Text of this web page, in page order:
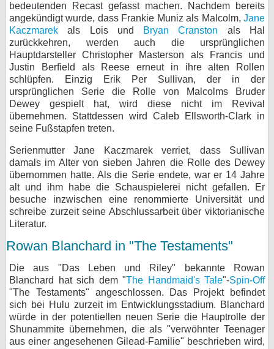
bedeutenden Recast gefasst machen. Nachdem bereits
angekündigt wurde, dass Frankie Muniz als Malcolm, Jane
Kaczmarek als Lois und Bryan Cranston als Hal
zurückkehren, werden auch die ursprünglichen
Hauptdarsteller Christopher Masterson als Francis und
Justin Berfield als Reese erneut in ihre alten Rollen
schlüpfen. Einzig Erik Per Sullivan, der in der
ursprünglichen Serie die Rolle von Malcolms Bruder
Dewey gespielt hat, wird diese nicht im Revival
übernehmen. Stattdessen wird Caleb Ellsworth-Clark in
seine Fußstapfen treten.
Serienmutter Jane Kaczmarek verriet, dass Sullivan
damals im Alter von sieben Jahren die Rolle des Dewey
übernommen hatte. Als die Serie endete, war er 14 Jahre
alt und ihm habe die Schauspielerei nicht gefallen. Er
besuche inzwischen eine renommierte Universität und
schreibe zurzeit seine Abschlussarbeit über viktorianische
Literatur.
Rowan Blanchard in "The Testaments"
Die aus "Das Leben und Riley" bekannte Rowan
Blanchard hat sich dem "The Handmaid's Tale"-Spin-Off
"The Testaments" angeschlossen. Das Projekt befindet
sich bei Hulu zurzeit im Entwicklungsstadium. Blanchard
würde in der potentiellen neuen Serie die Hauptrolle der
Shunammite übernehmen, die als "verwöhnter Teenager
aus einer angesehenen Gilead-Familie" beschrieben wird,